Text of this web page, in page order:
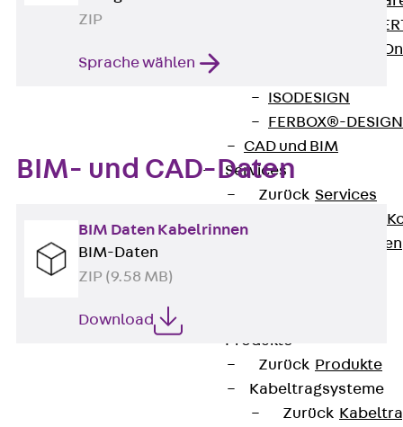
JORDAHL®
JORDAHL® JVB
ISODESIGN
FERBOX®-
CAD und BIM
Services
Zurück Services
Beratung, Planung,
Individuelle Lösungen
Produkte
Zurück Produkte
Kabeltragsysteme
Zurück
ZIP
Sprache wählen
BIM- und CAD-Daten
BIM Daten Kabelrinnen
BIM-Daten
ZIP (9.58 MB)
Download